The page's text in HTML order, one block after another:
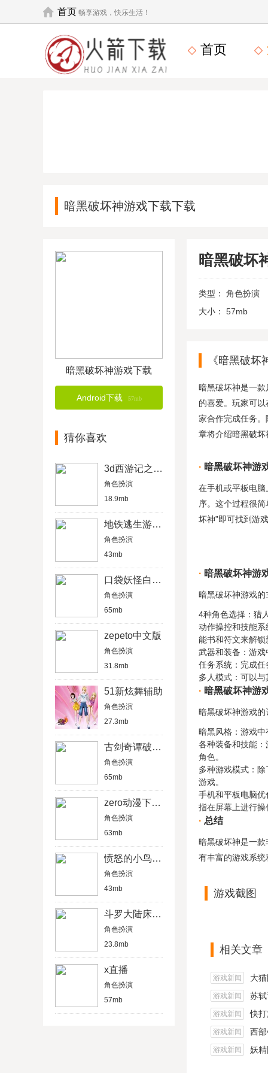
首页 畅享游戏，快乐生活！
首页
暗黑破坏神游戏下载下载
暗黑破坏神游戏下载
Android下载 57mb
猜你喜欢
3d西游记之大圣归来
角色扮演
18.9mb
地铁逃生游戏下载
角色扮演
43mb
口袋妖怪白金中文版下载
角色扮演
65mb
zepeto中文版
角色扮演
31.8mb
51新炫舞辅助
角色扮演
27.3mb
古剑奇谭破解了吗
角色扮演
65mb
zero动漫下载网
角色扮演
63mb
愤怒的小鸟万圣节版
角色扮演
43mb
斗罗大陆床上互动模拟器游戏
角色扮演
23.8mb
x直播
角色扮演
57mb
暗黑破坏
类型：
角色扮演
大小：
57mb
《暗黑破
暗黑破坏神是一
的喜爱。玩家可
家合作完成任务
章将介绍暗黑破
暗黑破坏神游
在手机或平板电
序。这个过程很
坏神”即可找到游
暗黑破坏神游
暗黑破坏神游戏
4种角色选择：猎
动作操控和技能
能书和符文来解锁
武器和装备：游
任务系统：完成
多人模式：可以
暗黑破坏神游
暗黑破坏神游戏
暗黑风格：游戏
各种装备和技能
角色。
多种游戏模式：
游戏。
手机和平板电脑
指在屏幕上进行操
总结
暗黑破坏神是一
有丰富的游戏系
游戏截图
相关文章
游戏新闻 大
游戏新闻 苏
游戏新闻 快打
游戏新闻 西
游戏新闻 妖